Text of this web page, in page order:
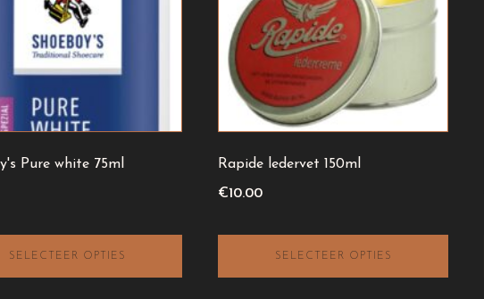
Pure white 75ml
SELECTEER OPTIES
Rapide ledervet 150ml
€10.00
SELECTEER OPTIES
heeft
meerdere
variaties.
Deze
optie
worden
op
productpagina